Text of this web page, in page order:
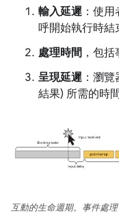
輸入延遲 ：使
呼開始執行時結
處理時間 ，包
呈現延遲 ：瀏
結果) 所需的時間
互動的生命週期。事件處